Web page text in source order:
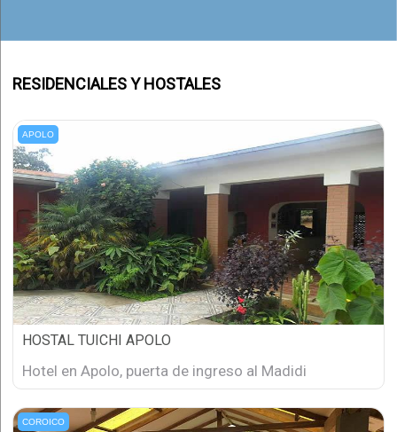
RESIDENCIALES Y HOSTALES
APOLO
HOSTAL TUICHI APOLO
Hotel en Apolo, puerta de ingreso al Madidi
COROICO